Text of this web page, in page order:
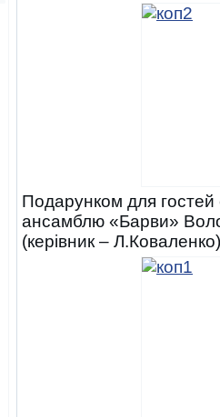
Подарунком для гостей
ансамблю «Барви»
(керівник –